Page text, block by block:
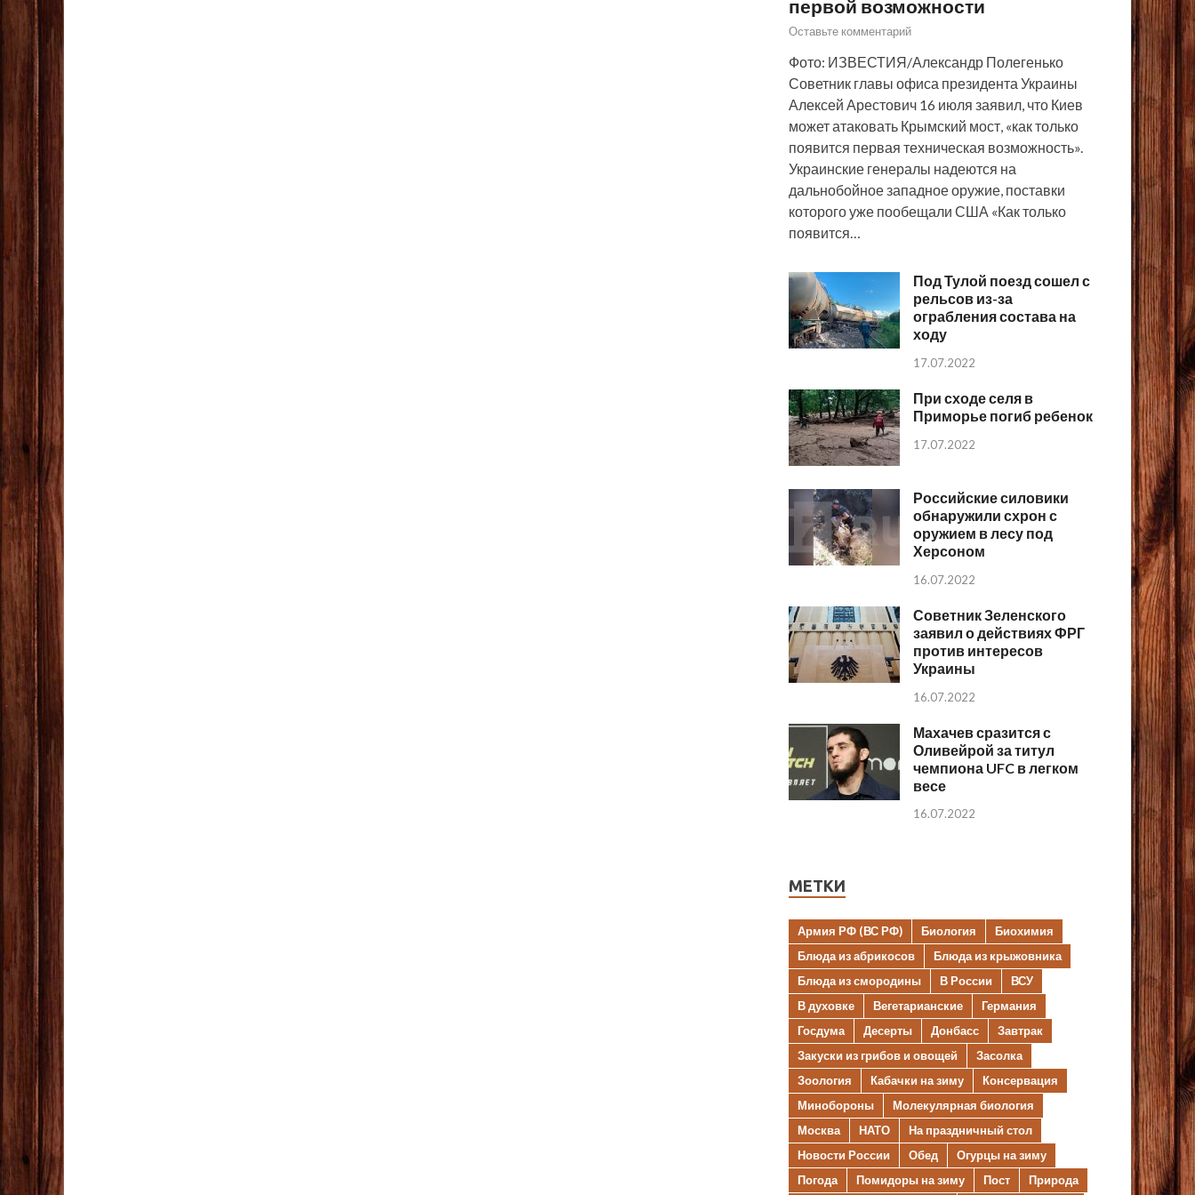
первой возможности
Оставьте комментарий
Фото: ИЗВЕСТИЯ/Александр Полегенько
Советник главы офиса президента Украины
Алексей Арестович 16 июля заявил, что Киев
может атаковать Крымский мост, «как только
появится первая техническая возможность».
Украинские генералы надеются на
дальнобойное западное оружие, поставки
которого уже пообещали США «Как только
появится…
Под Тулой поезд сошел с
рельсов из-за
ограбления состава на
ходу
17.07.2022
При сходе селя в
Приморье погиб ребенок
17.07.2022
Российские силовики
обнаружили схрон с
оружием в лесу под
Херсоном
16.07.2022
Советник Зеленского
заявил о действиях ФРГ
против интересов
Украины
16.07.2022
Махачев сразится с
Оливейрой за титул
чемпиона UFC в легком
весе
16.07.2022
МЕТКИ
Армия РФ (ВС РФ) Биология
Биохимия
Блюда из абрикосов
Блюда из крыжовника
Блюда из смородины
В России
ВСУ
В духовке
Вегетарианские
Германия
Госдума
Десерты Донбасс
Завтрак
Закуски из грибов и овощей
Засолка
Зоология
Кабачки на зиму
Консервация
Минобороны
Молекулярная биология
Москва
НАТО
На праздничный стол
Новости России
Обед
Огурцы на зиму
Погода
Помидоры на зиму Пост Природа